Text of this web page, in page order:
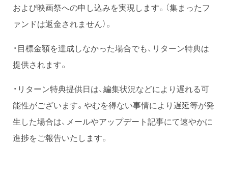
および映画祭への申し込みを実現します。（集まったフ
ァンドは返金されません）。
・目標金額を達成しなかった場合でも、リターン特典は
提供されます。
・リターン特典提供日は、編集状況などにより遅れる可
能性がございます。やむを得ない事情により遅延等が発
生した場合は、メールやアップデート記事にて速やかに
進捗をご報告いたします。